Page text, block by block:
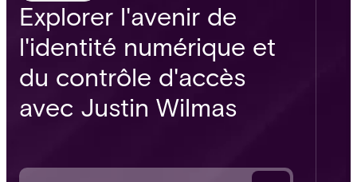
Explorer l'avenir de
l'identité numérique et
du contrôle d'accès
avec Justin Wilmas